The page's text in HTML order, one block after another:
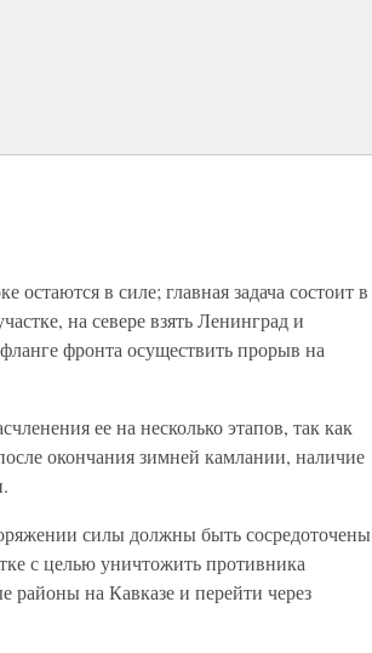
в силе; главная задача состоит в
на севере взять Ленинград и
фронта осуществить прорыв на
ее на несколько этапов, так как
окончания зимней камлании, наличие
силы должны быть сосредоточены
с целью уничтожить противника
районы на Кавказе и перейти через